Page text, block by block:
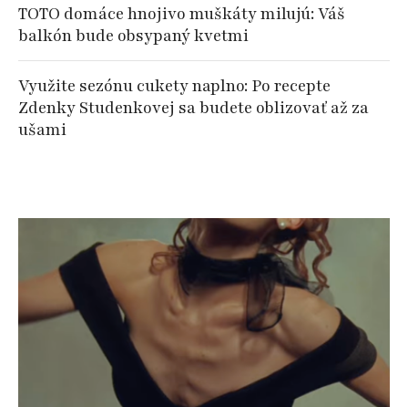
TOTO domáce hnojivo muškáty milujú: Váš
balkón bude obsypaný kvetmi
Využite sezónu cukety naplno: Po recepte
Zdenky Studenkovej sa budete oblizovať až za
ušami